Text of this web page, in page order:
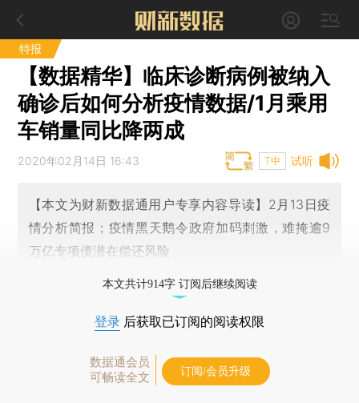
特报
【数据精华】临床诊断病例被纳入
确诊后如何分析疫情数据/1月乘用
车销量同比降两成
试听
2020年02月14日 16:43 T中
【本文为财新数据通用户专享内容导读】2月13日疫
情分析简报；疫情黑天鹅令政府加码刺激，难掩逾9
万亿专项债潜在偿还风险
本文共计914字 订阅后继续阅读
登录 后获取已订阅的阅读权限
数据通会员
可畅读全文
订阅/会员升级